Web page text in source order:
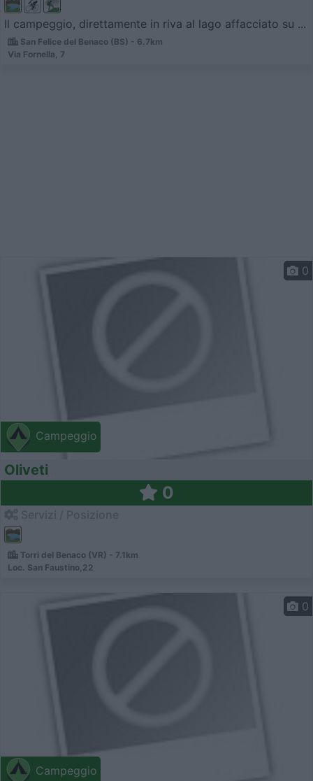
Il campeggio, direttamente in riva al lago affacciato su ...
San Felice del Benaco (BS) - 6.7km
Via Fornella, 7
Campeggio
0
Oliveti
0
Torri del Benaco (VR) - 7.1km
Loc. San Faustino,22
Campeggio
0